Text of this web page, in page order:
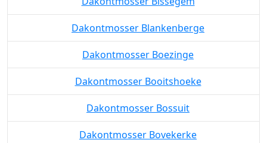
Dakontmosser Blankenberge
Dakontmosser Boezinge
Dakontmosser Booitshoeke
Dakontmosser Bossuit
Dakontmosser Bovekerke